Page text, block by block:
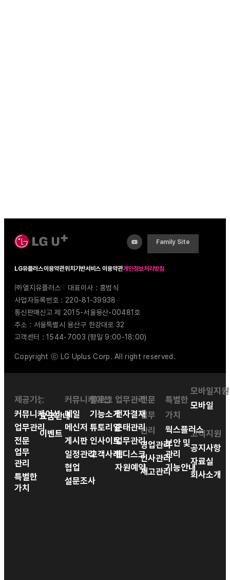
Family Site
LG유플러스이용약관위치기반서비스 이용약관개인정보처리방침
㈜엘지유플러스
대표이사 : 홍범식
사업자등록번호 : 220-81-39938
통신판매신고 제 2015-서울용산-00481호
주소 : 서울특별시 용산구 한강대로 32
고객센터 : 1544-7003 (평일 9:00-18:00)
Copyright ⓒ LG Uplus Corp. All right reserved.
제공기능
커뮤니케이션
업무관리
전문
업무
관리
특별한
가치
공간
요금안내
이벤트
커뮤니케이션
메일
메신저
게시판
일정관리
협업
설문조사
블로그
기능소개
튜토리얼
인사이트
고객사례
업무관리
전자결재
근태관리
업무관리
웹디스크
자원예약
전문
업무
관리
영업관리
인사관리
재고관리
특별한
가치
웍스플러스
보안 및
관리
기능안내
모바일지원
모바일
고객지원
공지사항
자료실
회사소개